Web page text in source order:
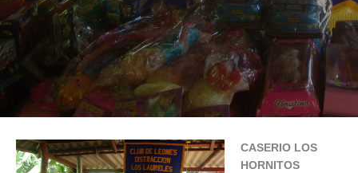
CASERIO LOS
HORNITOS